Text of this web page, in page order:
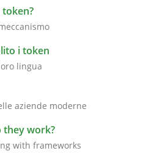
i token
lingua
aziende moderne
they work?
with frameworks